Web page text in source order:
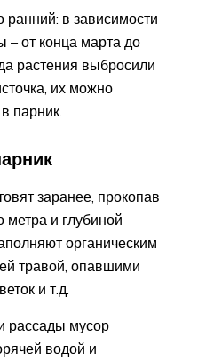
в зависимости
– от конца марта до
растения выбросили
их можно
парник.
заранее, прокопав
метра и глубиной
органическим
травой, опавшими
и т.д.
рассады мусор
водой и